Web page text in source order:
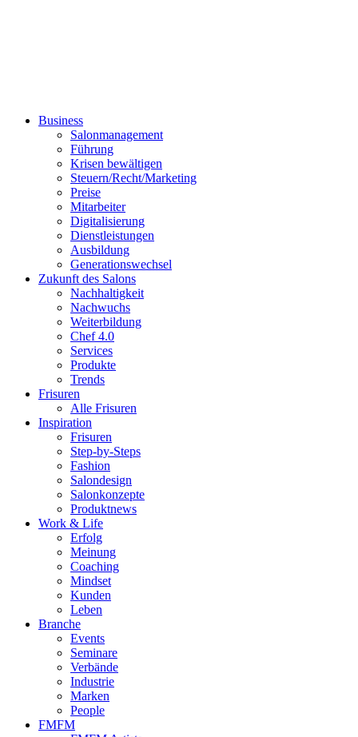
Business
Salonmanagement
Führung
Krisen bewältigen
Steuern/Recht/Marketing
Preise
Mitarbeiter
Digitalisierung
Dienstleistungen
Ausbildung
Generationswechsel
Zukunft des Salons
Nachhaltigkeit
Nachwuchs
Weiterbildung
Chef 4.0
Services
Produkte
Trends
Frisuren
Alle Frisuren
Inspiration
Frisuren
Step-by-Steps
Fashion
Salondesign
Salonkonzepte
Produktnews
Work & Life
Erfolg
Meinung
Coaching
Mindset
Kunden
Leben
Branche
Events
Seminare
Verbände
Industrie
Marken
People
FMFM